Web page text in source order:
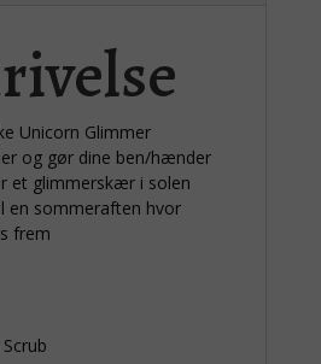
Unicorn Glimmer
og gør dine ben/hænder
et glimmerskær i solen
en sommeraften hvor
frem